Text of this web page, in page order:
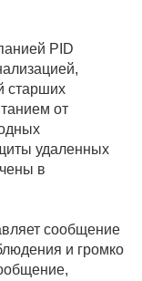
PID
старших
от
удаленных
в
сообщение
и громко